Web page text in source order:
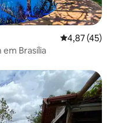
4,87 de uma
4,87 (45)
Brasília